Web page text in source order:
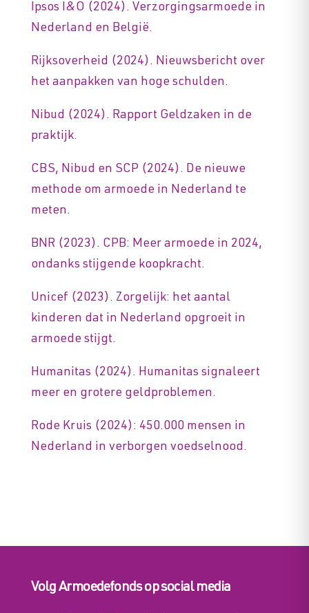
Ipsos I&O (2024). Verzorgingsarmoede in
Nederland en België.
Rijksoverheid (2024). Nieuwsbericht over
het aanpakken van hoge schulden.
Nibud (2024). Rapport Geldzaken in de
praktijk.
CBS, Nibud en SCP (2024). De nieuwe
methode om armoede in Nederland te
meten.
BNR (2023). CPB: Meer armoede in 2024,
ondanks stijgende koopkracht.
Unicef (2023). Zorgelijk: het aantal
kinderen dat in Nederland opgroeit in
armoede stijgt.
Humanitas (2024). Humanitas signaleert
meer en grotere geldproblemen.
Rode Kruis (2024): 450.000 mensen in
Nederland in verborgen voedselnood.
Volg Armoedefonds op social media